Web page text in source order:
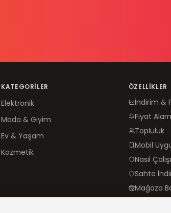
KATEGORILER
Elektronik
Moda & Giyim
Ev & Yaşam
Kozmetik
ÖZELLIKLER
İndirim &
Fiyat
Topluluk
Mobil
Nasıl
Sahte
Mağaza